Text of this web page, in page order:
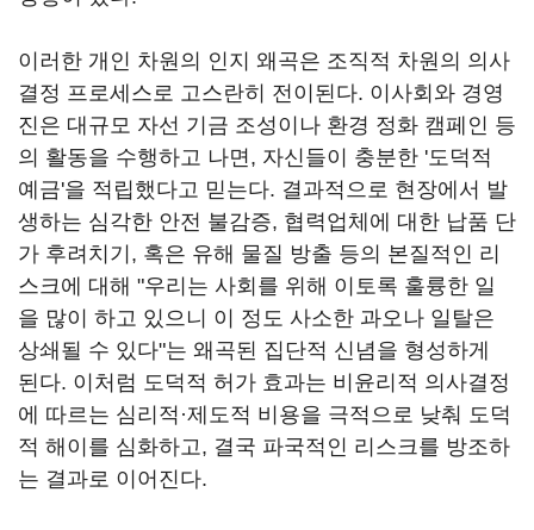
이러한 개인 차원의 인지 왜곡은 조직적 차원의 의사
결정 프로세스로 고스란히 전이된다. 이사회와 경영
진은 대규모 자선 기금 조성이나 환경 정화 캠페인 등
의 활동을 수행하고 나면, 자신들이 충분한 '도덕적
예금'을 적립했다고 믿는다. 결과적으로 현장에서 발
생하는 심각한 안전 불감증, 협력업체에 대한 납품 단
가 후려치기, 혹은 유해 물질 방출 등의 본질적인 리
스크에 대해 "우리는 사회를 위해 이토록 훌륭한 일
을 많이 하고 있으니 이 정도 사소한 과오나 일탈은
상쇄될 수 있다"는 왜곡된 집단적 신념을 형성하게
된다. 이처럼 도덕적 허가 효과는 비윤리적 의사결정
에 따르는 심리적·제도적 비용을 극적으로 낮춰 도덕
적 해이를 심화하고, 결국 파국적인 리스크를 방조하
는 결과로 이어진다.